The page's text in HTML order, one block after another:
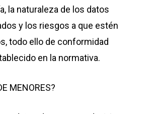
la naturaleza de los datos
y los riesgos a que estén
todo ello de conformidad
en la normativa.
MENORES?